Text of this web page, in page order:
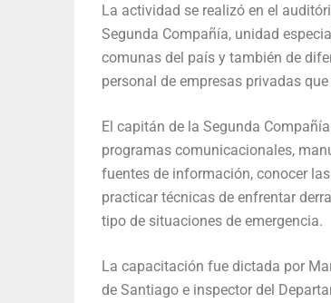
La actividad se realizó en el
Segunda Compañía, unidad
comunas del país y también de
personal de empresas privadas
El capitán de la Segunda
programas comunicacionales,
fuentes de información, conocer
practicar técnicas de enfrentar
tipo de situaciones de emergencia.
La capacitación fue dictada por
de Santiago e inspector del